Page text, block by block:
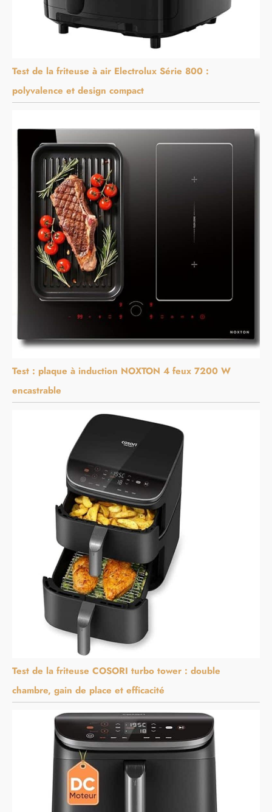
Test de la friteuse à air Electrolux Série 800 :
polyvalence et design compact
Test : plaque à induction NOXTON 4 feux 7200 W
encastrable
Test de la friteuse COSORI turbo tower : double
chambre, gain de place et efficacité